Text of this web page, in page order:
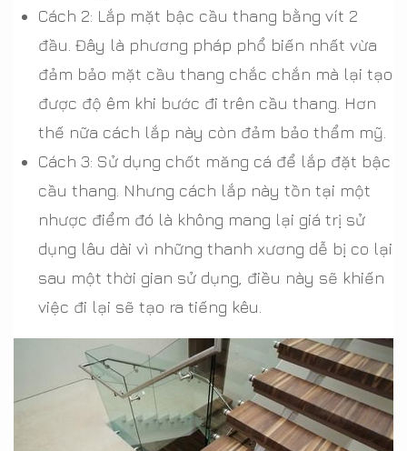
Cách 2: Lắp mặt bậc cầu thang bằng vít 2
đầu. Đây là phương pháp phổ biến nhất vừa
đảm bảo mặt cầu thang chắc chắn mà lại tạo
được độ êm khi bước đi trên cầu thang. Hơn
thế nữa cách lắp này còn đảm bảo thẩm mỹ.
Cách 3: Sử dụng chốt măng cá để lắp đặt bậc
cầu thang. Nhưng cách lắp này tồn tại một
nhược điểm đó là không mang lại giá trị sử
dụng lâu dài vì những thanh xương dễ bị co lại
sau một thời gian sử dụng, điều này sẽ khiến
việc đi lại sẽ tạo ra tiếng kêu.